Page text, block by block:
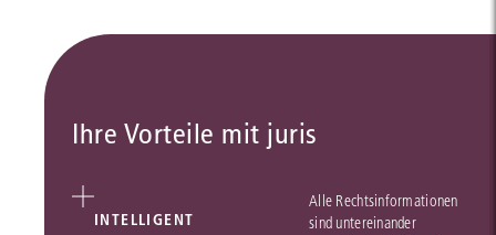
Ihre Vorteile mit juris
INTELLIGENT
Alle Rechtsinformationen
sind untereinander